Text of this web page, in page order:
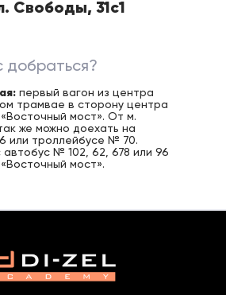
Свободы, 31с1
добраться?
первый вагон из центра
трамвае в сторону центра
мост». От м.
же можно доехать на
или троллейбусе № 70.
автобус № 102, 62, 678 или 96
мост».